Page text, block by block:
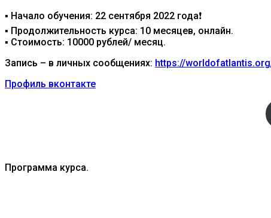
▪ Начало обучения: 22 сентября 2022 года❗️
▪ Продолжительность курса: 10 месяцев, онлайн.
▪ Стоимость: 10000 рублей/ месяц.
Запись – в личных сообщениях: https://
Профиль вконтакте
Программа курса.